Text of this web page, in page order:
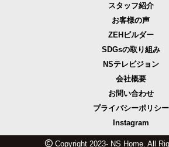
スタッフ紹介
お客様の声
ZEHビルダー
SDGsの取り組み
NSテレビジョン
会社概要
お問い合わせ
プライバシーポリシー
Instagram
Copyright 2023- NS Home. All